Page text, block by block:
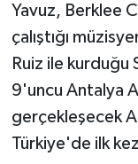
Yavuz, Berklee
çalıştığı
Ruiz ile kurduğu
9'uncu Antalya
gerçekleşecek
Türkiye'de ilk